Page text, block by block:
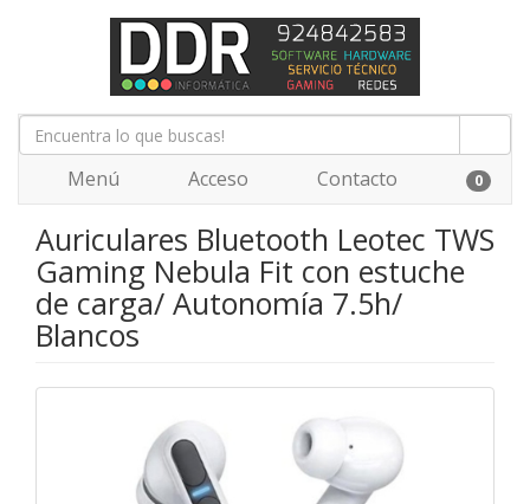
Menú Acceso Contacto 0
Auriculares Bluetooth Leotec TWS
Gaming Nebula Fit con estuche
de carga/ Autonomía 7.5h/
Blancos